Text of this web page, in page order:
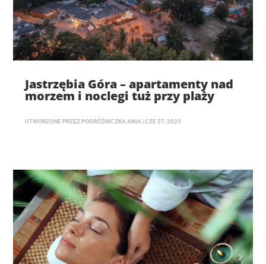
Jastrzębia Góra – apartamenty nad
morzem i noclegi tuż przy plaży
UTWORZONE PRZEZ PODRÓŻNICZKA ANIA |CZE 27, 2025